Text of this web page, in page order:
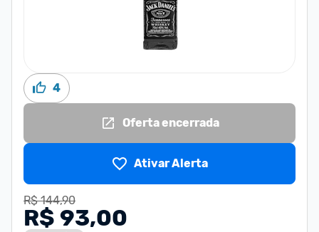
4
Oferta encerrada
Ativar Alerta
R$ 144,90
R$ 93,00